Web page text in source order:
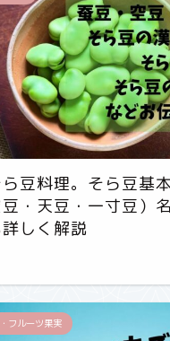
豆料理。そら豆基
・天豆・一寸豆）
しく解説
フルーツ果実